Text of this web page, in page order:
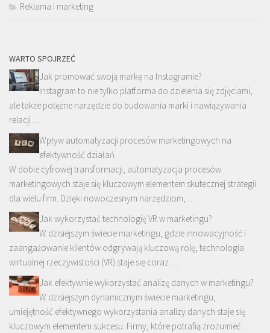
Reklama i marketing
WARTO SPOJRZEĆ
Jak promować swoją markę na Instagramie?
Instagram to nie tylko platforma do dzielenia się zdjęciami,
ale także potężne narzędzie do budowania marki i nawiązywania
relacji …
Wpływ automatyzacji procesów marketingowych na
efektywność działań
W dobie cyfrowej transformacji, automatyzacja procesów
marketingowych staje się kluczowym elementem skutecznej strategii
dla wielu firm. Dzięki nowoczesnym narzędziom, …
Jak wykorzystać technologię VR w marketingu?
W dzisiejszym świecie marketingu, gdzie innowacyjność i
zaangażowanie klientów odgrywają kluczową rolę, technologia
wirtualnej rzeczywistości (VR) staje się coraz …
Jak efektywnie wykorzystać analizę danych w marketingu?
W dzisiejszym dynamicznym świecie marketingu,
umiejętność efektywnego wykorzystania analizy danych staje się
kluczowym elementem sukcesu. Firmy, które potrafią zrozumieć …